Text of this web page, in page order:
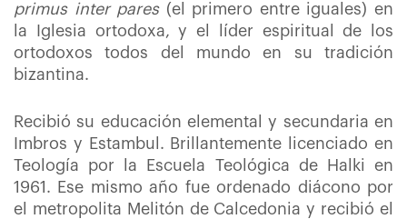
primus inter pares(el primero entre iguales) en
la Iglesia ortodoxa, y el líder espiritual de los
ortodoxos todos del mundo en su tradición
bizantina.
Recibió su educación elemental y secundaria en
Imbros y Estambul. Brillantemente licenciado en
Teología por la Escuela Teológica de Halki en
1961. Ese mismo año fue ordenado diácono por
el metropolita Melitón de Calcedonia y recibió el